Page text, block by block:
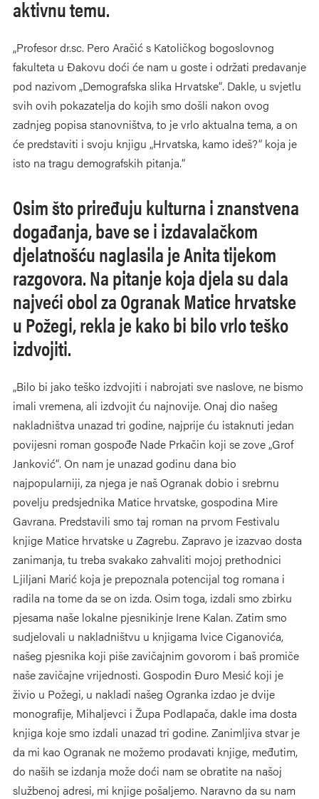
aktivnu temu.
„Profesor dr.sc. Pero Aračić s Katoličkog bogoslovnog
fakulteta u Đakovu doći će nam u goste i održati predavanje
pod nazivom „Demografska slika Hrvatske“. Dakle, u svjetlu
svih ovih pokazatelja do kojih smo došli nakon ovog
zadnjeg popisa stanovništva, to je vrlo aktualna tema, a on
će predstaviti i svoju knjigu „Hrvatska, kamo ideš?“ koja je
isto na tragu demografskih pitanja.“
Osim što priređuju kulturna i znanstvena
događanja, bave se i izdavalačkom
djelatnošću naglasila je Anita tijekom
razgovora. Na pitanje koja djela su dala
najveći obol za Ogranak Matice hrvatske
u Požegi, rekla je kako bi bilo vrlo teško
izdvojiti.
„Bilo bi jako teško izdvojiti i nabrojati sve naslove, ne bismo
imali vremena, ali izdvojit ću najnovije. Onaj dio našeg
nakladništva unazad tri godine, najprije ću istaknuti jedan
povijesni roman gospođe Nade Prkačin koji se zove „Grof
Janković“. On nam je unazad godinu dana bio
najpopularniji, za njega je naš Ogranak dobio i srebrnu
povelju predsjednika Matice hrvatske, gospodina Mire
Gavrana. Predstavili smo taj roman na prvom Festivalu
knjige Matice hrvatske u Zagrebu. Zapravo je izazvao dosta
zanimanja, tu treba svakako zahvaliti mojoj prethodnici
Ljiljani Marić koja je prepoznala potencijal tog romana i
radila na tome da se on izda. Osim toga, izdali smo zbirku
pjesama naše lokalne pjesnikinje Irene Kalan. Zatim smo
sudjelovali u nakladništvu u knjigama Ivice Ciganovića,
našeg pjesnika koji piše zavičajnim govorom i baš promiče
naše zavičajne vrijednosti. Gospodin Đuro Mesić koji je
živio u Požegi, u nakladi našeg Ogranka izdao je dvije
monografije, Mihaljevci i Župa Podlapača, dakle ima dosta
knjiga koje smo izdali unazad tri godine. Zanimljiva stvar je
da mi kao Ogranak ne možemo prodavati knjige, međutim,
do naših se izdanja može doći nam se obratite na našoj
službenoj adresi, mi knjige pošaljemo. Naravno da su nam